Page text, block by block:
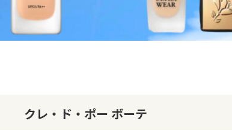
クレ・ド・ポー ボーテ